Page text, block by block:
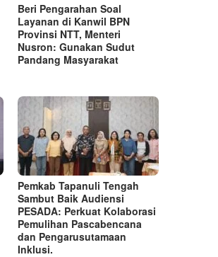
Beri Pengarahan Soal
Layanan di Kanwil BPN
Provinsi NTT, Menteri
Nusron: Gunakan Sudut
Pandang Masyarakat
Pemkab Tapanuli Tengah
Sambut Baik Audiensi
PESADA: Perkuat Kolaborasi
Pemulihan Pascabencana
dan Pengarusutamaan
Inklusi.